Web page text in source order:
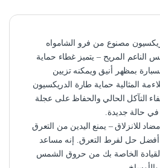
مصنوع من فرو الشامواه
الناعم المريح – يتميز غطاء حماية
بمظهر أنيق ويمكنه تزيين
المثالية حماية طارة الدريكسيون
التآكل الحالي والحفاظ على عجلة
في حالة جديدة.
للانزلاق – يمنع اليدين من التعرق
أفضل حل لفرط التعرق. إنه مساعد
الخاصة بك من حروق الشمس